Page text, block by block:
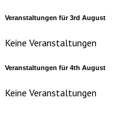
Veranstaltungen für3rd August
Keine Veranstaltungen
Veranstaltungen für4th August
Keine Veranstaltungen